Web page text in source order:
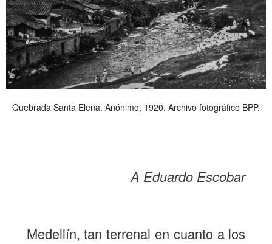
Quebrada Santa Elena. Anónimo, 1920. Archivo fotográfico BPP.
A Eduardo Escobar
Medellín, tan terrenal en cuanto a los